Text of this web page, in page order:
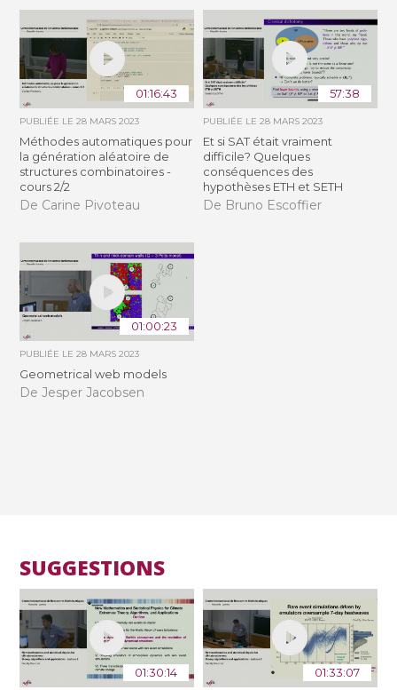
01:16:43
PUBLIÉE LE28 MARS 2023
Méthodes automatiques pour
la génération aléatoire de
structures combinatoires -
cours 2/2
De Carine Pivoteau
57:38
PUBLIÉE LE 28 MARS 2023
Et si SAT était vraiment
difficile? Quelques
conséquences des
hypothèses ETH et SETH
De Bruno Escoffier
01:00:23
PUBLIÉE LE28 MARS 2023
Geometrical web models
De Jesper Jacobsen
SUGGESTIONS
01:30:14 01:33:07